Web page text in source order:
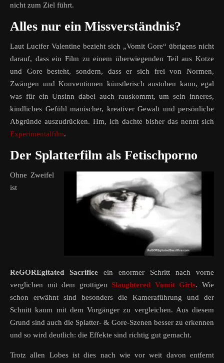
nicht zum Ziel führt.
Alles nur ein Missverständnis?
Laut Lucifer Valentine bezieht sich „Vomit Gore“ übrigens nicht
darauf, dass ein Film zu einem überwiegenden Teil aus Kotze
und Gore besteht, sondern, dass er sich frei von Normen,
Zwängen und Konventionen künstlerisch austoben kann, egal
was für ein Unsinn dabei auch rauskommt, um sein inneres,
kindliches Gefühl manischer, kreativer Gewalt und persönliche
Abgründe auszudrücken. Hm, ich dachte bisher das nennt sich
Experimentalfilm.
Der Splatterfilm als Fetischporno
Ohne Zweifel
ist
ReGOREgitated Sacrifice ein enormer Schritt nach vorne
verglichen mit dem grottigenSlaughtered Vomit Girls. Wie
schon erwähnt sind besonders die Kameraführung und der
Schnitt kaum mit dem Vorgänger zu vergleichen. Aus diesem
Grund sind auch die Splatter- & Gore-Szenen besser zu erkennen
und so wird deutlich: die Effekte sind richtig gut gemacht.
Trotz allen Lobes ist dies nach wie vor weit davon entfernt